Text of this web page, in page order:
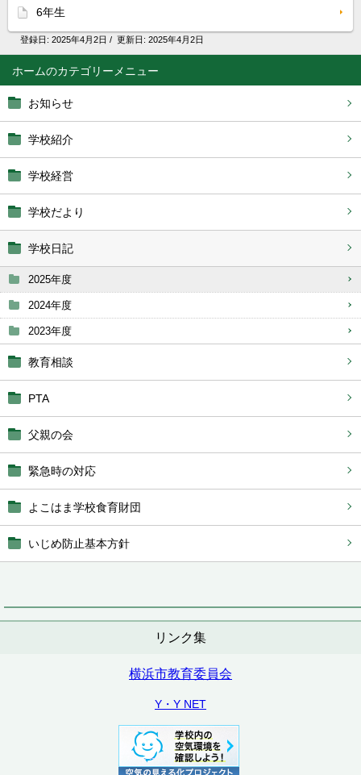
ホーム
お知らせ
学校紹介
学校経営
学校だより
学校日記
2025年度
2024年度
2023年度
教育相談
PTA
父親の会
緊急時の対応
よこはま学校食育財団
いじめ防止基本方針
リンク集
横浜市教育委員会
Y・Y NET
6年生
登録日: 2025年4月2日 / 更新日: 2025年4月2日